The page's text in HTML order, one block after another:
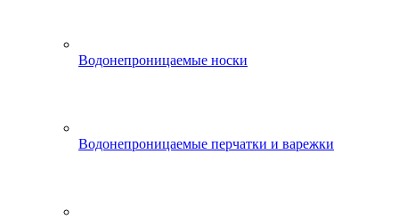
Водонепроницаемые носки
Водонепроницаемые перчатки и варежки